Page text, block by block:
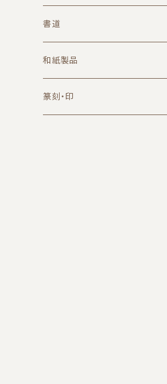
書道
筆
小筆
墨・墨液
和紙製品
葉書
篆刻・印